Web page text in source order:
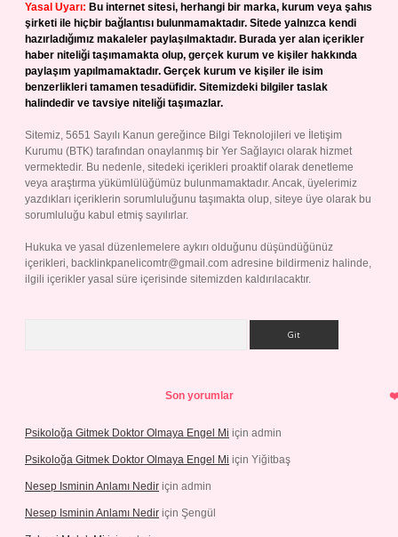
Yasal Uyarı: Bu internet sitesi, herhangi bir marka, kurum veya şahıs
şirketi ile hiçbir bağlantısı bulunmamaktadır. Sitede yalnızca kendi
hazırladığımız makaleler paylaşılmaktadır. Burada yer alan içerikler
haber niteliği taşımamakta olup, gerçek kurum ve kişiler hakkında
paylaşım yapılmamaktadır. Gerçek kurum ve kişiler ile isim
benzerlikleri tamamen tesadüfidir. Sitemizdeki bilgiler taslak
halindedir ve tavsiye niteliği taşımazlar.
Sitemiz, 5651 Sayılı Kanun gereğince Bilgi Teknolojileri ve İletişim
Kurumu (BTK) tarafından onaylanmış bir Yer Sağlayıcı olarak hizmet
vermektedir. Bu nedenle, sitedeki içerikleri proaktif olarak denetleme
veya araştırma yükümlülüğümüz bulunmamaktadır. Ancak, üyelerimiz
yazdıkları içeriklerin sorumluluğunu taşımakta olup, siteye üye olarak bu
sorumluluğu kabul etmiş sayılırlar.
Hukuka ve yasal düzenlemelere aykırı olduğunu düşündüğünüz
içerikleri, backlinkpanelicomtr@gmail.com adresine bildirmeniz halinde,
ilgili içerikler yasal süre içerisinde sitemizden kaldırılacaktır.
Son yorumlar
Psikoloğa Gitmek Doktor Olmaya Engel Mi için admin
Psikoloğa Gitmek Doktor Olmaya Engel Mi için Yiğitbaş
Nesep Isminin Anlamı Nedir için admin
Nesep Isminin Anlamı Nedir için Şengül